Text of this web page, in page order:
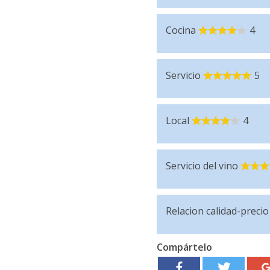
Cocina 4
Servicio 5
Local 4
Servicio del vino
Relacion calidad-precio
Compártelo